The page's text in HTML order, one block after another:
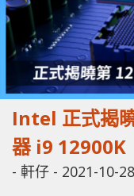
Intel 正式揭
器 i9 12900K
- 軒仔 - 2021-10-28